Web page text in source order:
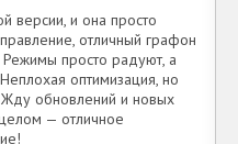
версии, и она просто
отличный графон
Режимы просто радуют, а
оптимизация, но
Жду обновлений и новых
— отличное